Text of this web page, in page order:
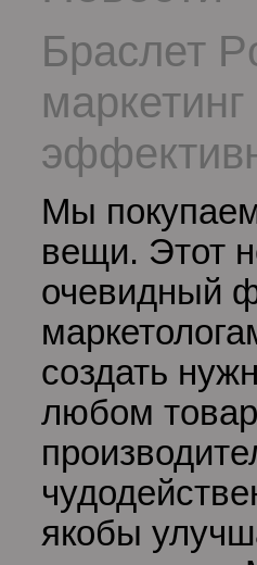
Браслет
Мы
вещи. Этот
очевидный
создать
любом
якобы